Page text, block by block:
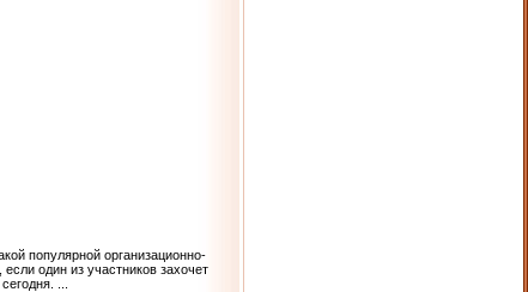
популярной организационно-
один из участников захочет